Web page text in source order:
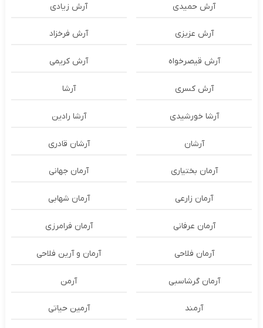
آرش حمیدی آرش زیادی
آرش عزیزی آرش فرخزاد
آرش قیصرخواه آرش کریمی
آرش کسری آرشا
آرشا خورشیدی آرشا رادین
آرشان آرشان قادری
آرمان بختیاری آرمان جهانی
آرمان زارعی آرمان شهابی
آرمان عرفانی آرمان فرامرزی
آرمان فلاحی آرمان و آرین فلاحی
آرمان گرشاسبی آرمن
آرمند آرمین حیاتی